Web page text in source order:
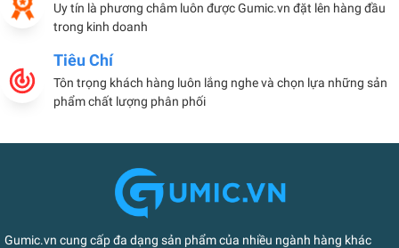
Uy tín là phương châm luôn được Gumic.vn đặt lên hàng đầu
trong kinh doanh
Tiêu Chí
Tôn trọng khách hàng luôn lắng nghe và chọn lựa những sản
phẩm chất lượng phân phối
Gumic.vn cung cấp đa dạng sản phẩm của nhiều ngành hàng khác